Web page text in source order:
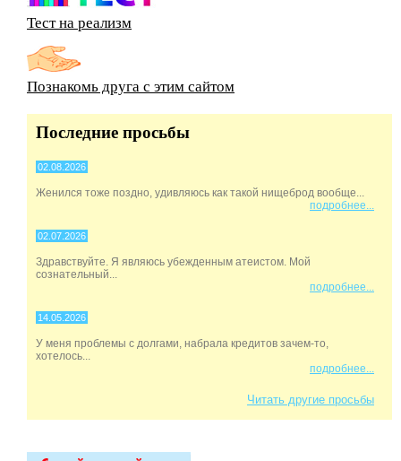
Тест на реализм
Познакомь друга с этим сайтом
Последние просьбы
02.08.2026
Женился тоже поздно, удивляюсь как такой нищеброд вообще...
подробнее...
02.07.2026
Здравствуйте. Я являюсь убежденным атеистом. Мой
сознательный...
подробнее...
14.05.2026
У меня проблемы с долгами, набрала кредитов зачем-то,
хотелось...
подробнее...
Читать другие просьбы